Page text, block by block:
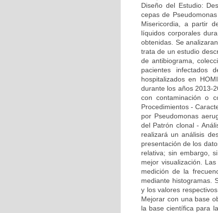
Diseño del Estudio:
cepas de
Misericordia, a partir
líquidos corporales
obtenidas. Se
trata de un estudio
de antibiograma,
pacientes infectados
hospitalizados en
durante los años 2013-
con contaminación o
Procedimientos -
por Pseudomonas
del Patrón clonal -
realizará un análisis
presentación de los
relativa; sin embargo,
mejor visualización.
medición de la
mediante histogramas.
y los valores
Mejorar con una base
la base científica para